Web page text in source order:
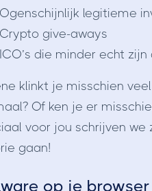
Ogenschijnlijk legitieme
Crypto give-aways
ICO’s die minder echt
klinkt je misschien
Of ken je er
voor jou schrijven
gaan!
op je browser